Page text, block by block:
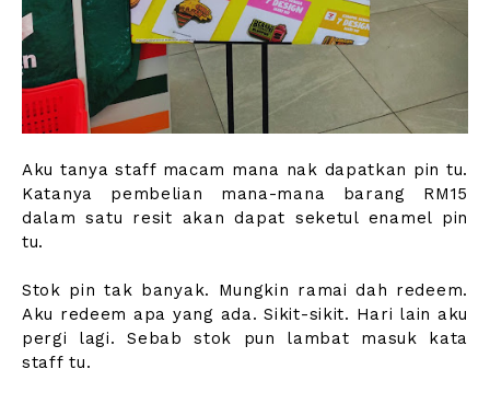
Aku tanya staff macam mana nak dapatkan pin tu.
Katanya pembelian mana-mana barang RM15
dalam satu resit akan dapat seketul enamel pin
tu.
Stok pin tak banyak. Mungkin ramai dah redeem.
Aku redeem apa yang ada. Sikit-sikit. Hari lain aku
pergi lagi. Sebab stok pun lambat masuk kata
staff tu.